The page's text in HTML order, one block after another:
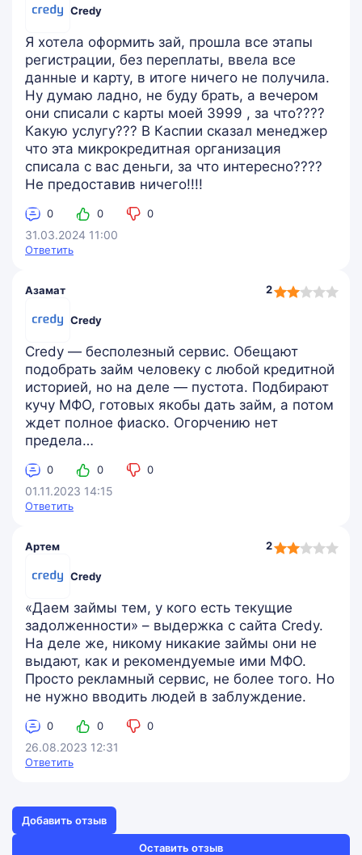
Credy
Я хотела оформить зай, прошла все этапы
регистрации, без переплаты, ввела все
данные и карту, в итоге ничего не получила.
Ну думаю ладно, не буду брать, а вечером
они списали с карты моей 3999 , за что????
Какую услугу??? В Каспии сказал менеджер
что эта микрокредитная организация
списала с вас деньги, за что интересно????
Не предоставив ничего!!!!
0 0 0
31.03.2024 11:00
Ответить
Азамат
Credy
2
2,0
Credy — бесполезный сервис. Обещают
подобрать займ человеку с любой кредитной
историей, но на деле — пустота. Подбирают
кучу МФО, готовых якобы дать займ, а потом
ждет полное фиаско. Огорчению нет
предела…
0 0 0
01.11.2023 14:15
Ответить
Артем
Credy
2
2,0
«Даем займы тем, у кого есть текущие
задолженности» – выдержка с сайта Credy.
На деле же, никому никакие займы они не
выдают, как и рекомендуемые ими МФО.
Просто рекламный сервис, не более того. Но
не нужно вводить людей в заблуждение.
0 0 0
26.08.2023 12:31
Ответить
Добавить отзыв
Оставить отзыв